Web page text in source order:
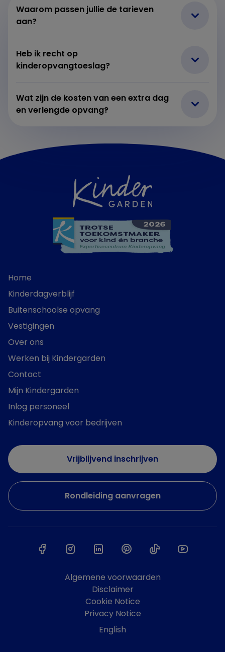
Waarom passen jullie de tarieven
aan?
Heb ik recht op
kinderopvangtoeslag?
Wat zijn de kosten van een extra dag
en verlengde opvang?
Home
Kinderdagverblijf
Buitenschoolse opvang
Vestigingen
Over ons
Werken bij Kindergarden
Contact
Mijn Kindergarden
Inlog personeel
Kinderopvang voor bedrijven
Vrijblijvend inschrijven
Rondleiding aanvragen
Algemene voorwaarden
Disclaimer
Cookie Notice
Privacy Notice
English